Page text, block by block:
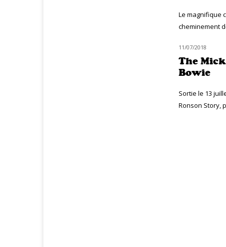
Le magnifique
cheminement
11/07/2018
The
Bowie
Sortie le 13
Ronson Story,